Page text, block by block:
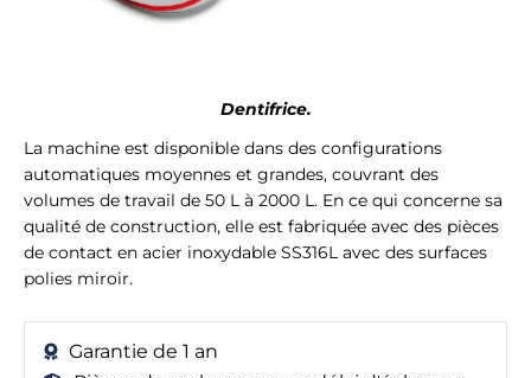
Dentifrice.
La machine est disponible dans des configurations
automatiques moyennes et grandes, couvrant des
volumes de travail de 50 L à 2000 L. En ce qui concerne sa
qualité de construction, elle est fabriquée avec des pièces
de contact en acier inoxydable SS316L avec des surfaces
polies miroir.
Garantie de 1 an